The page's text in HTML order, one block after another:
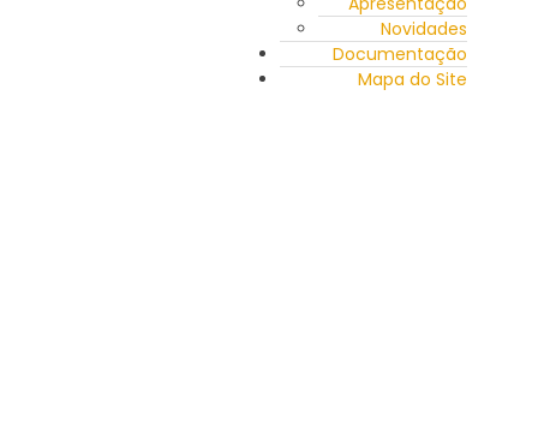
Novidades
Documentação
Mapa do Site